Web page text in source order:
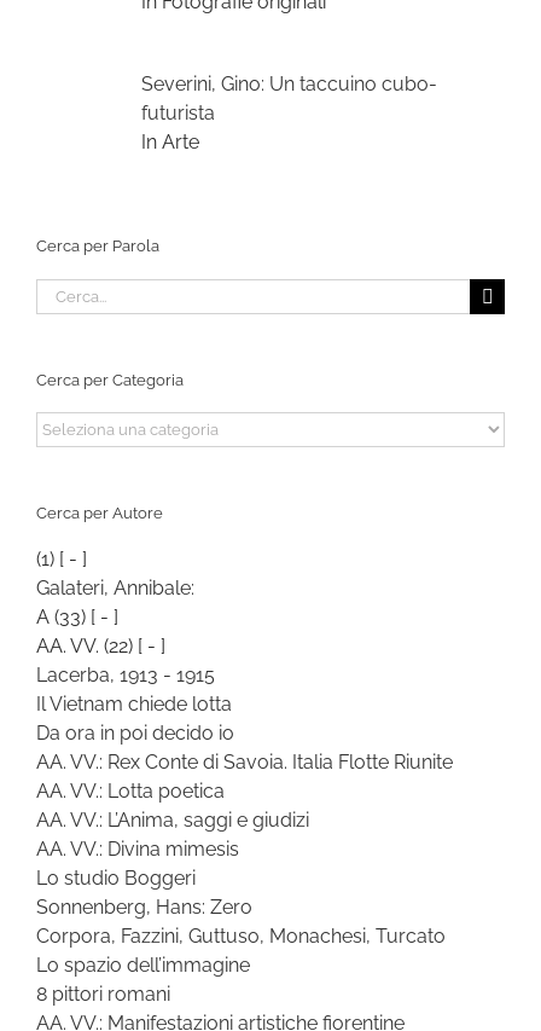
Severini, Gino: Un taccuino cubo-
futurista
In Arte
Cerca per Parola
Cerca
per:
Cerca per Categoria
Cerca
per
Cerca per Autore
(1) [ - ]
Galateri, Annibale:
A (33) [ - ]
AA. VV. (22) [ - ]
Lacerba, 1913 - 1915
Il Vietnam chiede lotta
Da ora in poi decido io
AA. VV.: Rex Conte di Savoia. Italia Flotte Riunite
AA. VV.: Lotta poetica
AA. VV.: L’Anima, saggi e giudizi
AA. VV.: Divina mimesis
Lo studio Boggeri
Sonnenberg, Hans: Zero
Corpora, Fazzini, Guttuso, Monachesi, Turcato
Lo spazio dell’immagine
8 pittori romani
AA. VV.: Manifestazioni artistiche fiorentine